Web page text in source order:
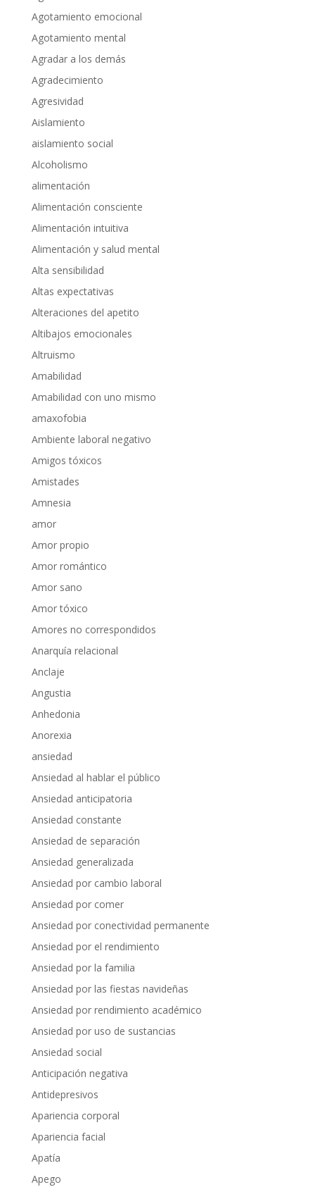
Agotamiento emocional
Agotamiento mental
Agradar a los demás
Agradecimiento
Agresividad
Aislamiento
aislamiento social
Alcoholismo
alimentación
Alimentación consciente
Alimentación intuitiva
Alimentación y salud mental
Alta sensibilidad
Altas expectativas
Alteraciones del apetito
Altibajos emocionales
Altruismo
Amabilidad
Amabilidad con uno mismo
amaxofobia
Ambiente laboral negativo
Amigos tóxicos
Amistades
Amnesia
amor
Amor propio
Amor romántico
Amor sano
Amor tóxico
Amores no correspondidos
Anarquía relacional
Anclaje
Angustia
Anhedonia
Anorexia
ansiedad
Ansiedad al hablar el público
Ansiedad anticipatoria
Ansiedad constante
Ansiedad de separación
Ansiedad generalizada
Ansiedad por cambio laboral
Ansiedad por comer
Ansiedad por conectividad permanente
Ansiedad por el rendimiento
Ansiedad por la familia
Ansiedad por las fiestas navideñas
Ansiedad por rendimiento académico
Ansiedad por uso de sustancias
Ansiedad social
Anticipación negativa
Antidepresivos
Apariencia corporal
Apariencia facial
Apatía
Apego